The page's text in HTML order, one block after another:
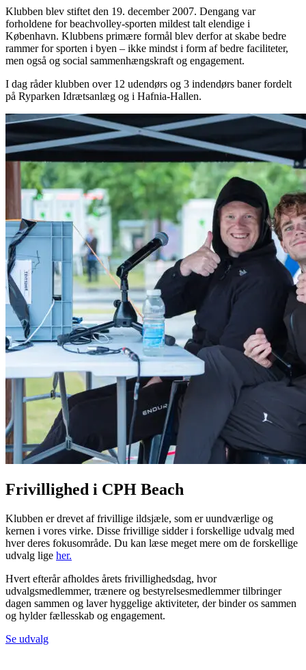
Klubben blev stiftet den 19. december 2007. Dengang var
forholdene for beachvolley-sporten mildest talt elendige i
København. Klubbens primære formål blev derfor at skabe bedre
rammer for sporten i byen – ikke mindst i form af bedre faciliteter,
men også og social sammenhængskraft og engagement.
I dag råder klubben over 12 udendørs og 3 indendørs baner fordelt
på Ryparken Idrætsanlæg og i Hafnia-Hallen.
Frivillighed i CPH Beach
Klubben er drevet af frivillige ildsjæle, som er uundværlige og
kernen i vores virke. Disse frivillige sidder i forskellige udvalg med
hver deres fokusområde. Du kan læse meget mere om de forskellige
udvalg lige her.
Hvert efterår afholdes årets frivillighedsdag, hvor
udvalgsmedlemmer, trænere og bestyrelsesmedlemmer tilbringer
dagen sammen og laver hyggelige aktiviteter, der binder os sammen
og hylder fællesskab og engagement.
Se udvalg